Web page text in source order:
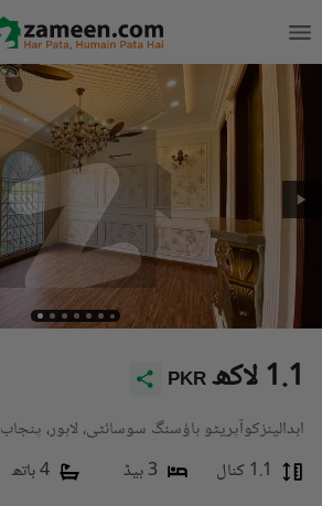
PKR 1.1 لاکھ
ابدالینزکوآپریٹو ہاؤسنگ سوسائٹی، لاہور، پنجاب
1.1 کنال
3 بیڈ 4 باتھ